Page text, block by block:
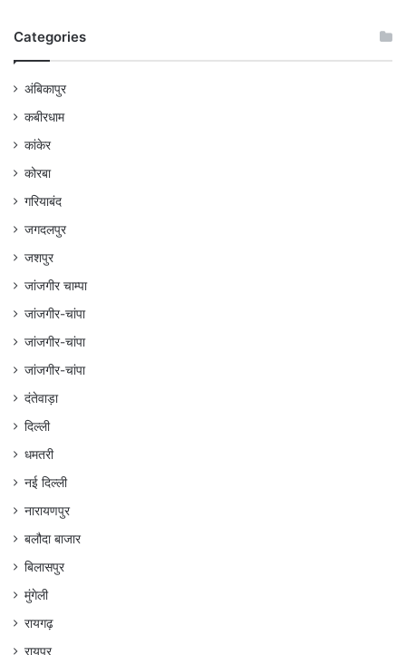
Categories
अंबिकापुर
कबीरधाम
कांकेर
कोरबा
गरियाबंद
जगदलपुर
जशपुर
जांजगीर चाम्पा
जांजगीर-चांपा
जांजगीर-चांपा
जांजगीर-चांपा
दंतेवाड़ा
दिल्ली
धमतरी
नई दिल्ली
नारायणपुर
बलौदा बाजार
बिलासपुर
मुंगेली
रायगढ़
रायपुर